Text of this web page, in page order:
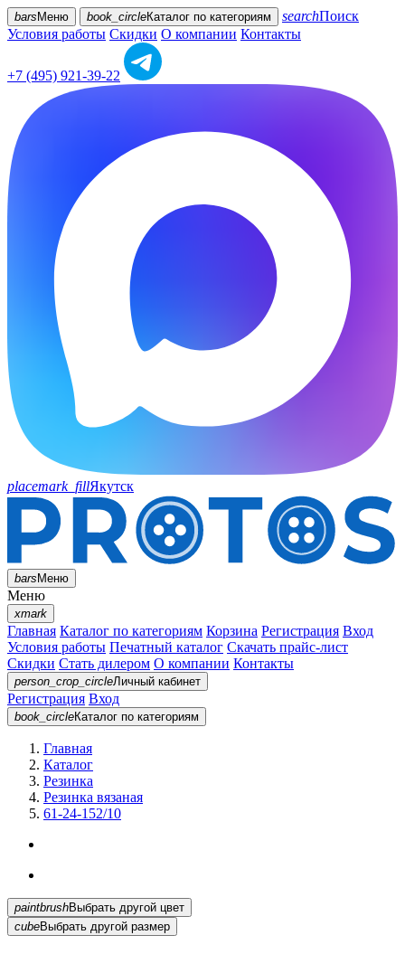
bars Меню book_circleКаталог по категориям searchПоиск
Условия работы Скидки О компании Контакты
+7 (495) 921-39-22
placemark_fillЯкутск
barsМеню
Меню
xmark
Главная Каталог по категориям Корзина Регистрация Вход
Условия работы Печатный каталог Скачать прайс-лист
Скидки Стать дилером О компании Контакты
person_crop_circleЛичный кабинет
Регистрация Вход
book_circleКаталог по категориям
Главная
Каталог
Резинка
Резинка вязаная
61-24-152/10
paintbrush
Выбрать другой цвет
cubeВыбрать другой размер